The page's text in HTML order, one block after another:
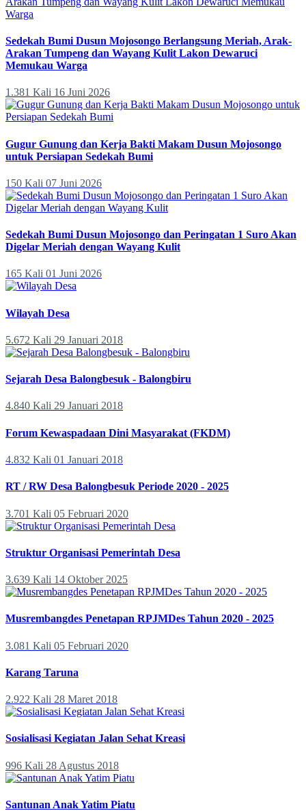
Sedekah Bumi Dusun Mojosongo Berlangsung Meriah, Arak-
Arakan Tumpeng dan Wayang Kulit Lakon Dewaruci
Memukau Warga
1.381 Kali 16 Juni 2026
Gugur Gunung dan Kerja Bakti Makam Dusun Mojosongo
untuk Persiapan Sedekah Bumi
150 Kali 07 Juni 2026
Sedekah Bumi Dusun Mojosongo dan Peringatan 1 Suro Akan
Digelar Meriah dengan Wayang Kulit
165 Kali 01 Juni 2026
Wilayah Desa
5.672 Kali 29 Januari 2018
Sejarah Desa Balongbesuk - Balongbiru
4.840 Kali 29 Januari 2018
Forum Kewaspadaan Dini Masyarakat (FKDM)
4.832 Kali 01 Januari 2018
RT / RW Desa Balongbesuk Periode 2020 - 2025
3.701 Kali 05 Februari 2020
Struktur Organisasi Pemerintah Desa
3.639 Kali 14 Oktober 2025
Musrembangdes Penetapan RPJMDes Tahun 2020 - 2025
3.081 Kali 05 Februari 2020
Karang Taruna
2.922 Kali 28 Maret 2018
Sosialisasi Kegiatan Jalan Sehat Kreasi
996 Kali 28 Agustus 2018
Santunan Anak Yatim Piatu